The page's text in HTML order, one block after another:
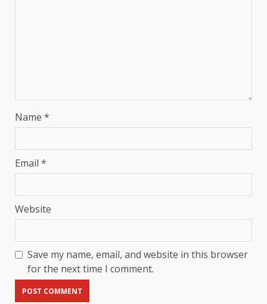
Name *
Email *
Website
Save my name, email, and website in this browser
for the next time I comment.